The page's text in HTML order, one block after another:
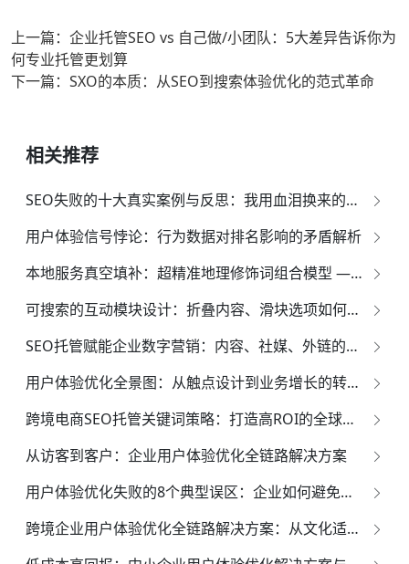
上一篇：企业托管SEO vs 自己做/小团队：5大差异告诉你为
何专业托管更划算
下一篇：SXO的本质：从SEO到搜索体验优化的范式革命
相关推荐
SEO失败的十大真实案例与反思：我用血泪换来的排雷指南
用户体验信号悖论：行为数据对排名影响的矛盾解析
本地服务真空填补：超精准地理修饰词组合模型 — 专业实践与落地指南
可搜索的互动模块设计：折叠内容、滑块选项如何被抓取？
SEO托管赋能企业数字营销：内容、社媒、外链的三维共振引擎
用户体验优化全景图：从触点设计到业务增长的转化引擎
跨境电商SEO托管关键词策略：打造高ROI的全球流量池
从访客到客户：企业用户体验优化全链路解决方案
用户体验优化失败的8个典型误区：企业如何避免踩坑并高效改进
跨境企业用户体验优化全链路解决方案：从文化适配到技术赋能的全球增长引擎